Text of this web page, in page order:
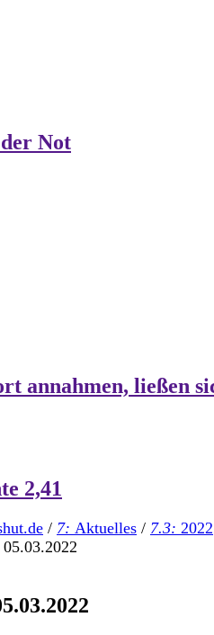
Not
annahmen, ließen
2,41
/ 7: Aktuelles / 7.3: 2022